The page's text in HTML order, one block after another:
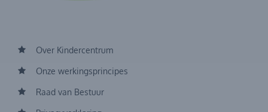
Over Kindercentrum
Onze werkingsprincipes
Raad van Bestuur